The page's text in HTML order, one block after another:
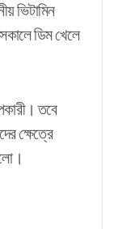
ভিটামিন
ডিম খেলে
তবে
ক্ষেত্রে